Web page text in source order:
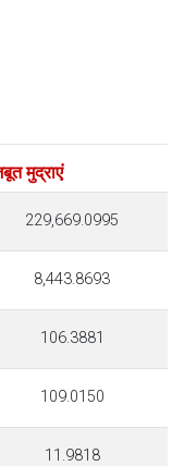
मुद्राएं
229,669.0995
8,443.8693
106.3881
109.0150
11.9818